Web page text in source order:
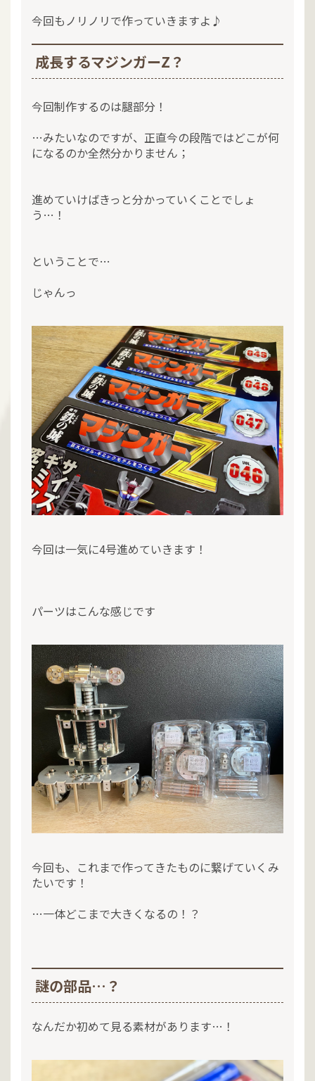
今回もノリノリで作っていきますよ♪
成長するマジンガーZ？
今回制作するのは腿部分！
…みたいなのですが、正直今の段階ではどこが何
になるのか全然分かりません；
進めていけばきっと分かっていくことでしょ
う…！
ということで…
じゃんっ
今回は一気に4号進めていきます！
パーツはこんな感じです
今回も、これまで作ってきたものに繋げていくみ
たいです！
…一体どこまで大きくなるの！？
謎の部品…？
なんだか初めて見る素材があります…！